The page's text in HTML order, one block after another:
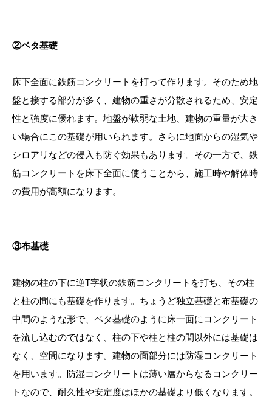
②ベタ基礎
床下全面に鉄筋コンクリートを打って作ります。そのため地
盤と接する部分が多く、建物の重さが分散されるため、安定
性と強度に優れます。地盤が軟弱な土地、建物の重量が大き
い場合にこの基礎が用いられます。さらに地面からの湿気や
シロアリなどの侵入も防ぐ効果もあります。その一方で、鉄
筋コンクリートを床下全面に使うことから、施工時や解体時
の費用が高額になります。
③布基礎
建物の柱の下に逆T字状の鉄筋コンクリートを打ち、その柱
と柱の間にも基礎を作ります。ちょうど独立基礎と布基礎の
中間のような形で、ベタ基礎のように床一面にコンクリート
を流し込むのではなく、柱の下や柱と柱の間以外には基礎は
なく、空間になります。建物の面部分には防湿コンクリート
を用います。防湿コンクリートは薄い層からなるコンクリー
トなので、耐久性や安定度はほかの基礎より低くなります。